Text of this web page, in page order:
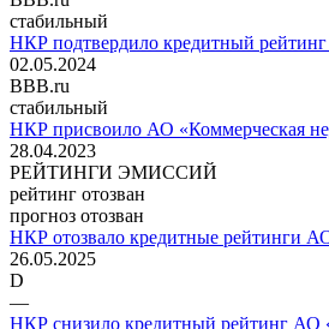
стабильный
НКР подтвердило кредитный
02.05.2024
BBB.ru
стабильный
НКР присвоило АО «Коммерческая
28.04.2023
РЕЙТИНГИ ЭМИССИЙ
рейтинг отозван
прогноз отозван
НКР отозвало кредитные рейтинги
26.05.2025
D
—
НКР снизило кредитный рейтинг АО